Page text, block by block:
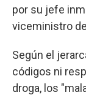
por su jefe
viceministro
Según el
códigos ni
droga, los